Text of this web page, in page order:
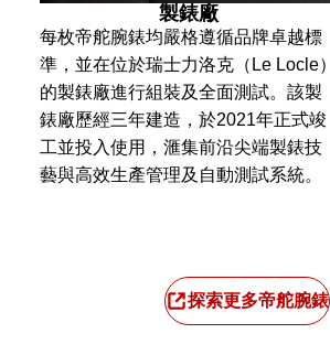
製錶廠
每枚帝舵腕錶均嚴格遵循品牌卓越標
準，並在位於瑞士力洛克（Le Locle）
的製錶廠進行組裝及全面測試。該製
錶廠歷經三年建造，於2021年正式竣
工並投入使用，滙集前沿尖端製錶技
藝與高效生產管理及自動測試系統。
探索更多帝舵腕錶